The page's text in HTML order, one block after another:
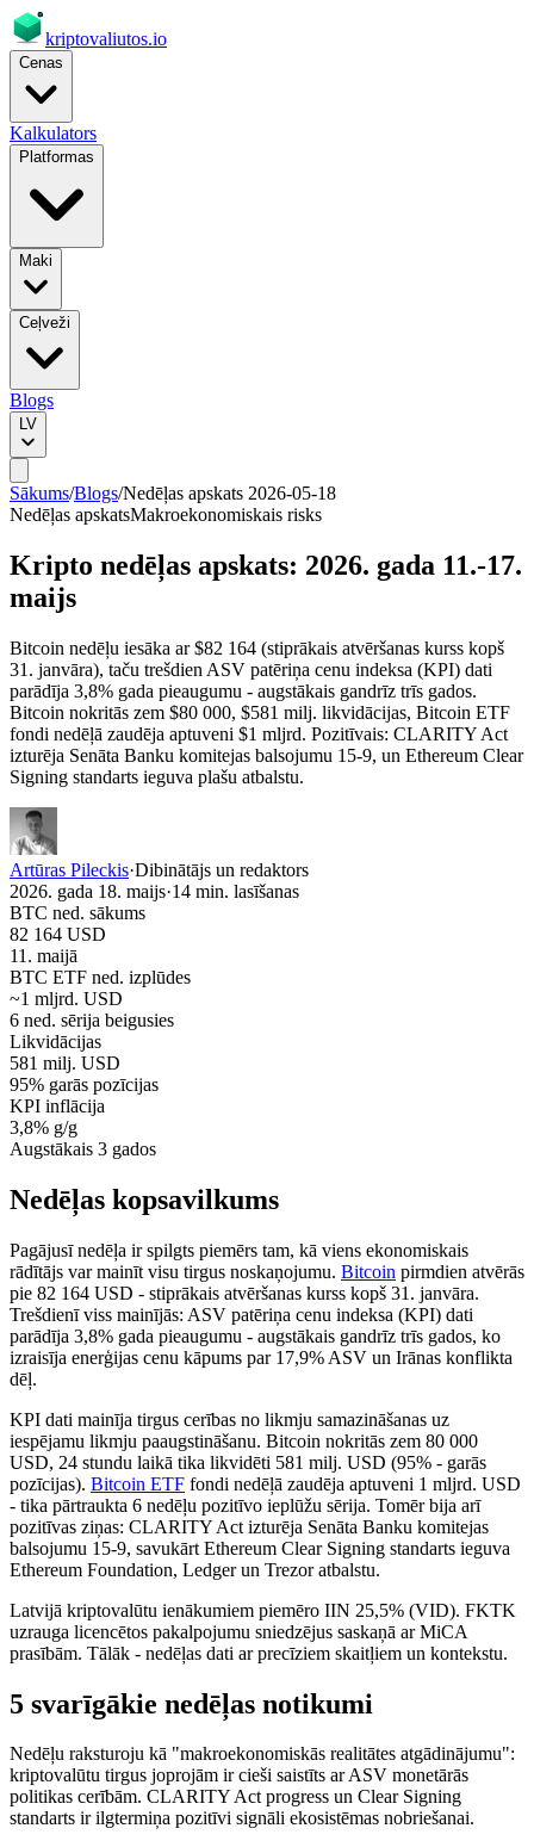
kriptovaliutos.io
Cenas
Kalkulators
Platformas
Maki
Ceļveži
Blogs
LV
Sākums/Blogs/Nedēļas apskats 2026-05-18
Nedēļas apskatsMakroekonomiskais risks
Kripto nedēļas apskats: 2026. gada 11.-17.
maijs
Bitcoin nedēļu iesāka ar $82 164 (stiprākais atvēršanas kurss kopš
31. janvāra), taču trešdien ASV patēriņa cenu indeksa (KPI) dati
parādīja 3,8% gada pieaugumu - augstākais gandrīz trīs gados.
Bitcoin nokritās zem $80 000, $581 milj. likvidācijas, Bitcoin ETF
fondi nedēļā zaudēja aptuveni $1 mljrd. Pozitīvais: CLARITY Act
izturēja Senāta Banku komitejas balsojumu 15-9, un Ethereum Clear
Signing standarts ieguva plašu atbalstu.
Artūras Pileckis·Dibinātājs un redaktors
2026. gada 18. maijs·14 min. lasīšanas
BTC ned. sākums
82 164 USD
11. maijā
BTC ETF ned. izplūdes
~1 mljrd. USD
6 ned. sērija beigusies
Likvidācijas
581 milj. USD
95% garās pozīcijas
KPI inflācija
3,8% g/g
Augstākais 3 gados
Nedēļas kopsavilkums
Pagājusī nedēļa ir spilgts piemērs tam, kā viens ekonomiskais
rādītājs var mainīt visu tirgus noskaņojumu. Bitcoin pirmdien atvērās
pie 82 164 USD - stiprākais atvēršanas kurss kopš 31. janvāra.
Trešdienī viss mainījās: ASV patēriņa cenu indeksa (KPI) dati
parādīja 3,8% gada pieaugumu - augstākais gandrīz trīs gados, ko
izraisīja enerģijas cenu kāpums par 17,9% ASV un Irānas konflikta
dēļ.
KPI dati mainīja tirgus cerības no likmju samazināšanas uz
iespējamu likmju paaugstināšanu. Bitcoin nokritās zem 80 000
USD, 24 stundu laikā tika likvidēti 581 milj. USD (95% - garās
pozīcijas). Bitcoin ETF fondi nedēļā zaudēja aptuveni 1 mljrd. USD
- tika pārtraukta 6 nedēļu pozitīvo ieplūžu sērija. Tomēr bija arī
pozitīvas ziņas: CLARITY Act izturēja Senāta Banku komitejas
balsojumu 15-9, savukārt Ethereum Clear Signing standarts ieguva
Ethereum Foundation, Ledger un Trezor atbalstu.
Latvijā kriptovalūtu ienākumiem piemēro IIN 25,5% (VID). FKTK
uzrauga licencētos pakalpojumu sniedzējus saskaņā ar MiCA
prasībām. Tālāk - nedēļas dati ar precīziem skaitļiem un kontekstu.
5 svarīgākie nedēļas notikumi
Nedēļu raksturoju kā "makroekonomiskās realitātes atgādinājumu":
kriptovalūtu tirgus joprojām ir cieši saistīts ar ASV monetārās
politikas cerībām. CLARITY Act progress un Clear Signing
standarts ir ilgtermiņa pozitīvi signāli ekosistēmas nobriešanai.